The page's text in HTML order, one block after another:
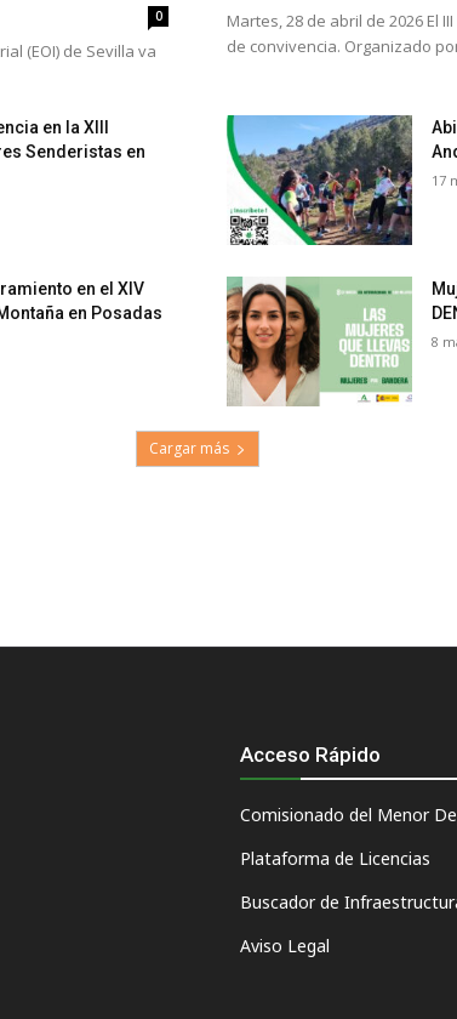
0
(EOI) de Sevilla va
Martes, 28 de abril de 2026 El
de convivencia. Organizado
en la XIII
Senderistas en
17
en el XIV
en Posadas
8
Cargar más
Acceso Rápido
Comisionado del Menor
Plataforma de Licencias
Buscador de
Aviso Legal